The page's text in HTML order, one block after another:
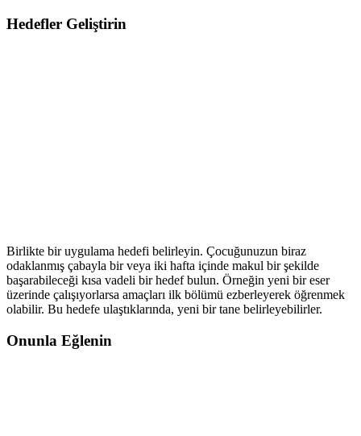
Hedefler Geliştirin
Birlikte bir uygulama hedefi belirleyin. Çocuğunuzun biraz
odaklanmış çabayla bir veya iki hafta içinde makul bir şekilde
başarabileceği kısa vadeli bir hedef bulun. Örneğin yeni bir eser
üzerinde çalışıyorlarsa amaçları ilk bölümü ezberleyerek öğrenmek
olabilir. Bu hedefe ulaştıklarında, yeni bir tane belirleyebilirler.
Onunla Eğlenin